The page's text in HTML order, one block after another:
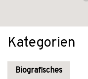
Kategorien
Biografisches